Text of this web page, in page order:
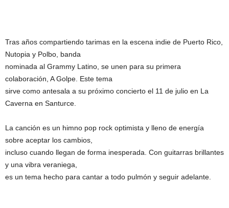
Tras años compartiendo tarimas en la escena indie de Puerto Rico,
Nutopia y Polbo, banda
nominada al Grammy Latino, se unen para su primera
colaboración, A Golpe. Este tema
sirve como antesala a su próximo concierto el 11 de julio en La
Caverna en Santurce.
La canción es un himno pop rock optimista y lleno de energía
sobre aceptar los cambios,
incluso cuando llegan de forma inesperada. Con guitarras brillantes
y una vibra veraniega,
es un tema hecho para cantar a todo pulmón y seguir adelante.